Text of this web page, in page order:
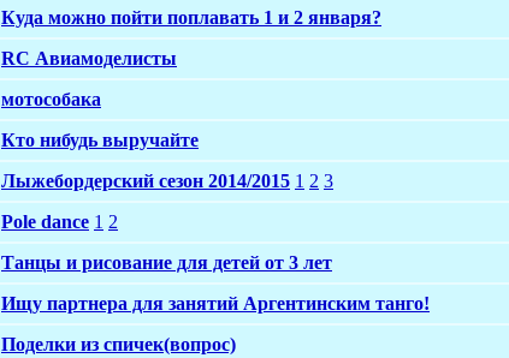
Куда можно пойти поплавать 1 и 2 января?
RC Авиамоделисты
мотособака
Кто нибудь выручайте
Лыжебордерский сезон 2014/2015 1 2 3
Pole dance 1 2
Танцы и рисование для детей от 3 лет
Ищу партнера для занятий Аргентинским танго!
Поделки из спичек(вопрос)